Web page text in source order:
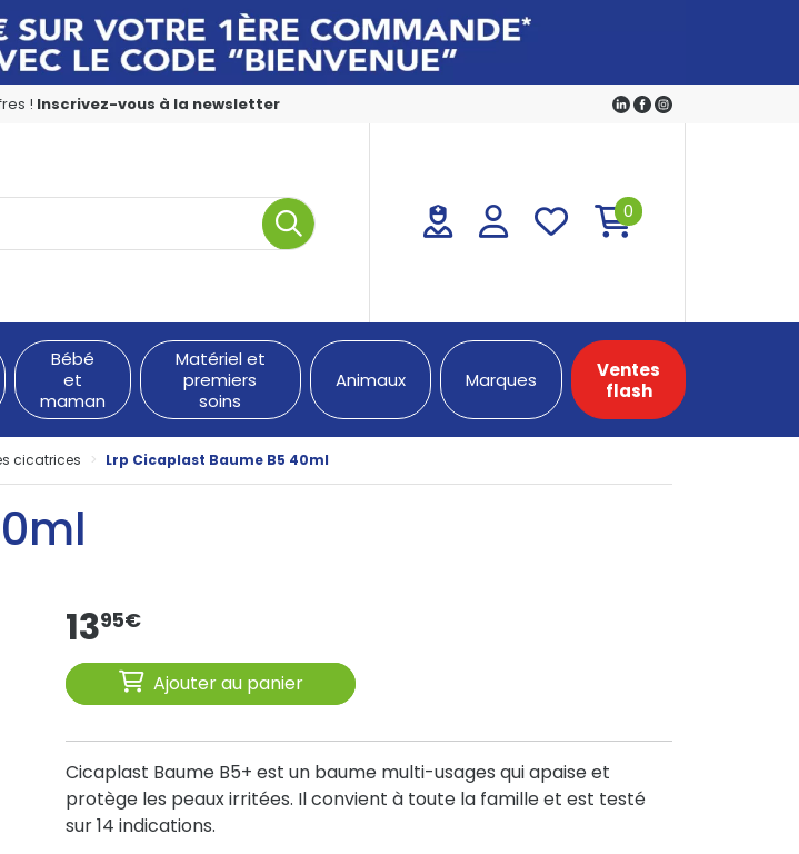
! Inscrivez-vous à la newsletter
service
0
Bébé
et
maman
Matériel et
premiers
soins
Animaux Marques
Ventes
flash
cicatrices Lrp Cicaplast Baume B5 40ml
1395€
Ajouter au panier
Cicaplast Baume B5+ est un baume multi-usages qui apaise et
protège les peaux irritées. Il convient à toute la famille et est testé
sur 14 indications.